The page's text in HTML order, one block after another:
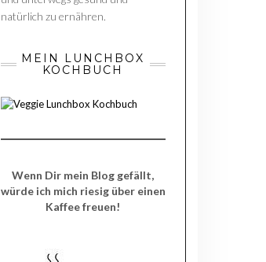
natürlich zu ernähren.
MEIN LUNCHBOX
KOCHBUCH
Wenn Dir mein Blog gefällt,
würde ich mich riesig über einen
Kaffee freuen!